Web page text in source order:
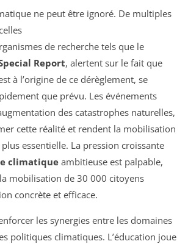
ne peut être ignoré. De multiples
de recherche tels que le
Report, alertent sur le fait que
à l’origine de ce dérèglement, se
que prévu. Les événements
des catastrophes naturelles,
cette réalité et rendent la mobilisation
essentielle. La pression croissante
climatique ambitieuse est palpable,
mobilisation de 30 000 citoyens
concrète et efficace.
les synergies entre les domaines
politiques climatiques. L’éducation joue